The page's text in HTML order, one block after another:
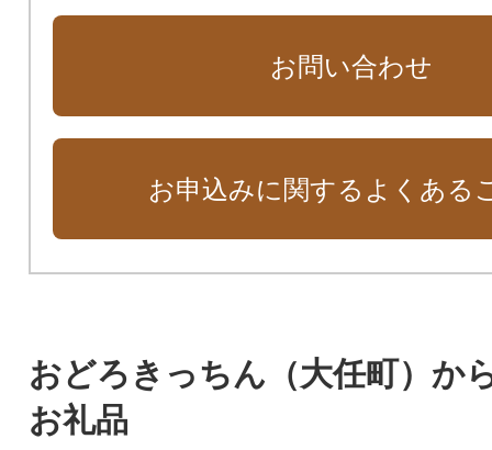
お問い合わせ
お申込みに関するよくある
おどろきっちん（大任町）か
お礼品